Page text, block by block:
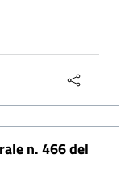
n. 466 del